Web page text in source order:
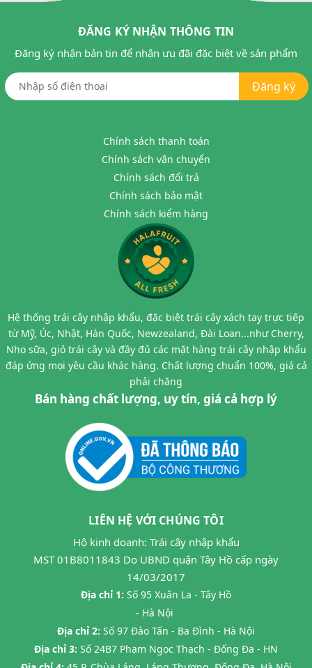
ĐĂNG KÝ NHẬN THÔNG TIN
Đăng ký nhận bản tin để nhận ưu đãi đặc biệt về sản phẩm
Đăng ký
Chính sách thanh toán
Chính sách vận chuyển
Chính sách đổi trả
Chính sách bảo mật
Chính sách kiểm hàng
Hệ thống trái cây nhập khẩu, đặc biệt trái cây xách tay trực tiếp
từ Mỹ, Úc, Nhật, Hàn Quốc, Newzealand, Đài Loan...như Cherry,
Nho sữa, giỏ trái cây và đầy đủ các mặt hàng trái cây nhập khẩu
đáp ứng mọi yêu cầu khác hàng. Chất lượng chuẩn 100%, giá cả
phải chăng
Bán hàng chất lượng, uy tín, giá cả hợp lý
LIÊN HỆ VỚI CHÚNG TÔI
Hộ kinh doanh: Trái cây nhập khẩu
MST 01B8011843 Do UBND quận Tây Hồ cấp ngày
14/03/2017
Địa chỉ 1: Số 95 Xuân La - Tây Hồ
- Hà Nội
Địa chỉ 2: Số 97 Đào Tấn - Ba Đình - Hà Nội
Địa chỉ 3: Số 24B7 Phạm Ngọc Thạch - Đống Đa - HN